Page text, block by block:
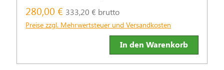
praktische Stand- und Rollcontainer sinnvoll
ergänzt werden.
280,00 € 333,20 € brutto
Preise zzgl. Mehrwertsteuer und Versandkosten
In den Warenkorb